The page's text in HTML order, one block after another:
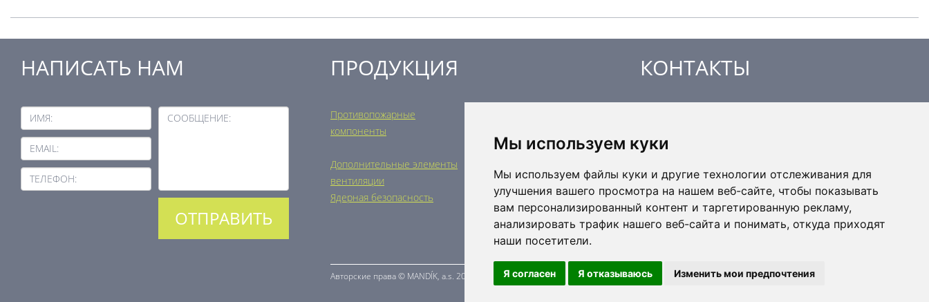
Мы используем куки
Мы используем файлы куки и другие технологии отслеживания для
улучшения вашего просмотра на нашем веб-сайте, чтобы показывать
вам персонализированный контент и таргетированную рекламу,
анализировать трафик нашего веб-сайта и понимать, откуда приходят
наши посетители.
Я согласен Я отказываюсь Изменить мои предпочтения
НАПИСАТЬ НАМ
ИМЯ:
EMAIL:
ТЕЛЕФОН:
СООБЩЕНИЕ:
ПРОДУКЦИЯ
Противопожарные
компоненты
элементы
Дополнительные элементы
вентиляции
Промышленное отопление
Ядерная безопасность
КОНТАКТЫ
267 24 Гостомице
Секретариат
Тел: +420 311 706 706
email: mandik@mandik.cz
Авторские права © MANDÍK, a.s. 2015 - 2026